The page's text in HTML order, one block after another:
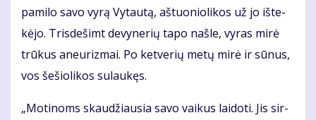
pa­mi­lo sa­vo vy­rą Vy­tau­tą, aš­tuo­nio­li­kos už jo iš­te­
kė­jo. Tris­de­šimt de­vy­ne­rių ta­po naš­le, vy­ras mi­rė
trū­kus aneu­riz­mai. Po ket­ve­rių me­tų mi­rė ir sū­nus,
vos še­šio­li­kos su­lau­kęs.
„Mo­ti­noms skau­džiau­sia sa­vo vai­kus lai­do­ti. Jis sir­